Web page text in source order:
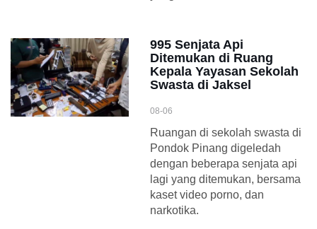
995 Senjata Api
Ditemukan di Ruang
Kepala Yayasan Sekolah
Swasta di Jaksel
08-06
Ruangan di sekolah swasta di
Pondok Pinang digeledah
dengan beberapa senjata api
lagi yang ditemukan, bersama
kaset video porno, dan
narkotika.